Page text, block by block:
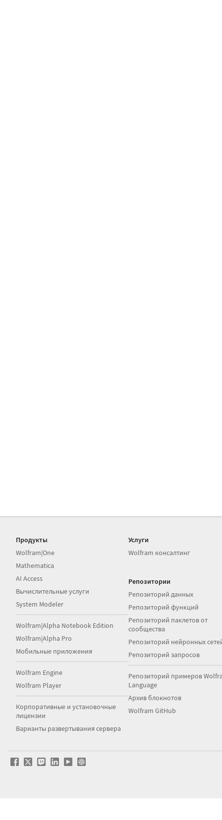
Продукты
Wolfram|One
Mathematica
AI Access
Вычислительные услуги
System Modeler
Wolfram|Alpha Notebook Edition
Wolfram|Alpha Pro
Мобильные приложения
Wolfram Engine
Wolfram Player
Корпоративные и установочные
лицензии
Варианты развертывания сервера
Услуги
Wolfram консалтинг
Репозитории
Репозиторий данных
Репозиторий функций
Репозиторий паклетов от
сообщества
Репозиторий нейронных
Репозиторий запросов
Репозиторий примеров
Language
Архив блокнотов
Wolfram GitHub